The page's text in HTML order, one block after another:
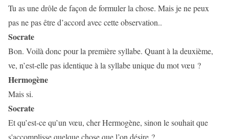
Tu as une drôle de façon de formuler la chose. Mais je ne peux
pas ne pas être d’accord avec cette observation..
Socrate
Bon. Voilà donc pour la première syllabe. Quant à la deuxième,
ve, n’est-elle pas identique à la syllabe unique du mot vœu ?
Hermogène
Mais si.
Socrate
Et qu’est-ce qu’un vœu, cher Hermogène, sinon le souhait que
s'accomplisse quelque chose que l’on désire ?